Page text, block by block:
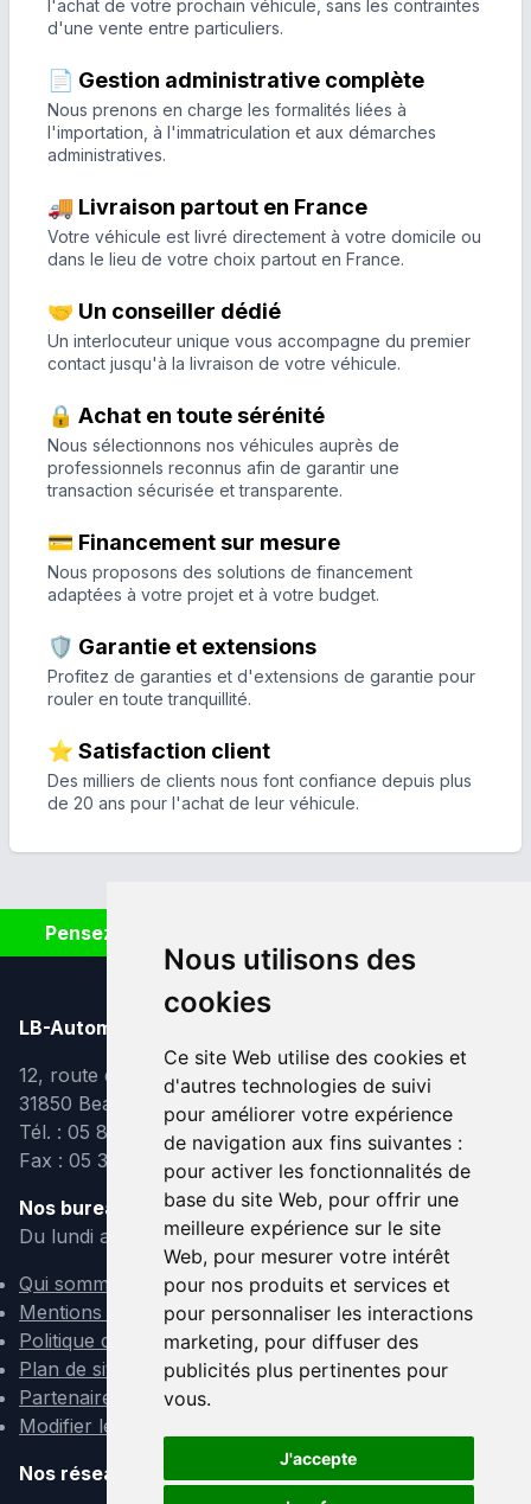
Nous utilisons des
cookies
Ce site Web utilise des cookies et
d'autres technologies de suivi
pour améliorer votre expérience
de navigation aux fins suivantes :
pour activer les fonctionnalités de
base du site Web, pour offrir une
meilleure expérience sur le site
Web, pour mesurer votre intérêt
pour nos produits et services et
pour personnaliser les interactions
marketing, pour diffuser des
publicités plus pertinentes pour
vous.
J'accepte
l'achat de votre prochain véhicule, sans les contraintes
d'une vente entre particuliers.
📄 Gestion administrative complète
Nous prenons en charge les formalités liées à
l'importation, à l'immatriculation et aux démarches
administratives.
🚚 Livraison partout en France
Votre véhicule est livré directement à votre domicile ou
dans le lieu de votre choix partout en France.
🤝 Un conseiller dédié
Un interlocuteur unique vous accompagne du premier
contact jusqu'à la livraison de votre véhicule.
🔒 Achat en toute sérénité
Nous sélectionnons nos véhicules auprès de
professionnels reconnus afin de garantir une
transaction sécurisée et transparente.
💳 Financement sur mesure
Nous proposons des solutions de financement
adaptées à votre projet et à votre budget.
🛡️ Garantie et extensions
Profitez de garanties et d'extensions de garantie pour
rouler en toute tranquillité.
⭐ Satisfaction client
Des milliers de clients nous font confiance depuis plus
de 20 ans pour l'achat de leur véhicule.
Pensez à covoiturer #SeDéplacerMoinsPolluer
LB-Automobiles.com
12, route de Lavaur
31850 Beaupuy
Tél. : 05 82 95 39 40
Fax : 05 31 08 10 91
Nos bureaux sont ouverts :
Du lundi au vendredi de 9h à 12h et de 14h à 18h
Qui sommes-nous ?
Mentions légales
Politique de confidentialité
Plan de site
Partenaires
Modifier les cookies
Nos réseaux sociaux :